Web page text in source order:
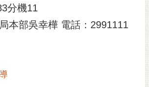
分機11
本部吳幸樺 電話：2991111